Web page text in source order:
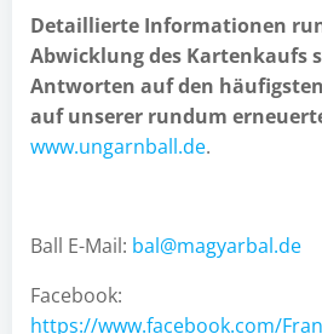
Detaillierte Informationen
Abwicklung des Kartenkaufs
Antworten auf den
auf unserer rundum
www.ungarnball.de.
Ball E-Mail: bal@magyarbal.de
Facebook:
https://www.facebook.com/